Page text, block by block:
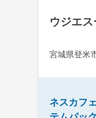
ウジエ
宮城県登米
ネスカフ